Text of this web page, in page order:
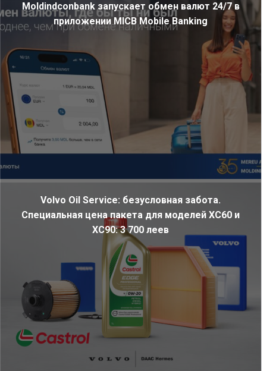
Moldindconbank запускает обмен валют 24/7 в
приложении MICB Mobile Banking
Volvo Oil Service: безусловная забота.
Специальная цена пакета для моделей XC60 и
XC90: 3 700 леев